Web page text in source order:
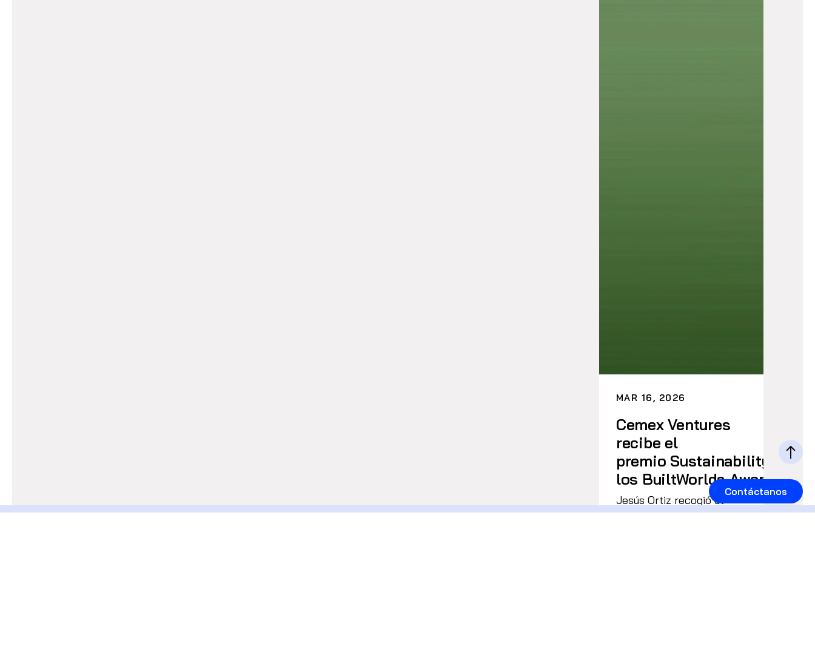
MAR 16, 2026
Cemex Ventures
recibe el
premio Sustainability
los BuiltWorlds Awards
Jesús Ortiz recogió el
galardón en nombre de
Contáctanos